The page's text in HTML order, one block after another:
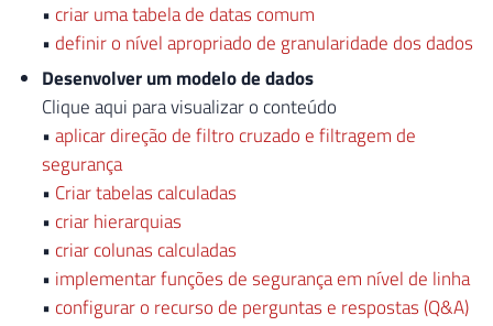
• criar uma tabela de datas comum
• definir o nível apropriado de granularidade dos dados
Desenvolver um modelo de dados
Clique aqui para visualizar o conteúdo
•aplicar direção de filtro cruzado e filtragem de
segurança
• Criar tabelas calculadas
• criar hierarquias
• criar colunas calculadas
• implementar funções de segurança em nível de linha
• configurar o recurso de perguntas e respostas (Q&A)